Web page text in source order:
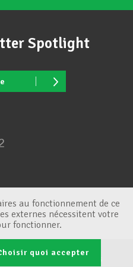
Spotlight
Gestion des cookies
au fonctionnement de ce
externes nécessitent votre
fonctionner.
quoi accepter